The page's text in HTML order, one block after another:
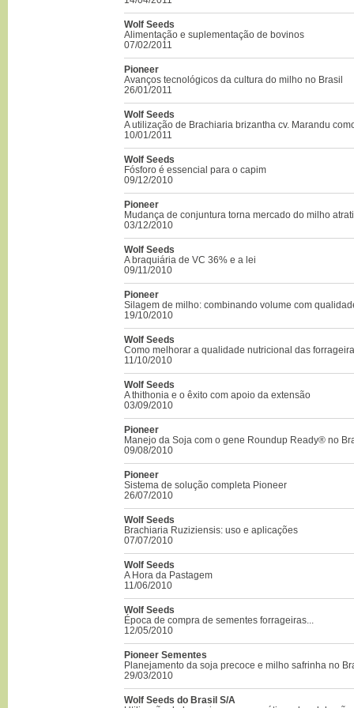
Wolf Seeds
Alimentação e suplementação de bovinos
07/02/2011
Pioneer
Avanços tecnológicos da cultura do milho no Brasil
26/01/2011
Wolf Seeds
A utilização de Brachiaria brizantha cv. Marandu
10/01/2011
Wolf Seeds
Fósforo é essencial para o capim
09/12/2010
Pioneer
Mudança de conjuntura torna mercado do milho
03/12/2010
Wolf Seeds
A braquiária de VC 36% e a lei
09/11/2010
Pioneer
Silagem de milho: combinando volume com
19/10/2010
Wolf Seeds
Como melhorar a qualidade nutricional das
11/10/2010
Wolf Seeds
A thithonia e o êxito com apoio da extensão
03/09/2010
Pioneer
Manejo da Soja com o gene Roundup Ready® no
09/08/2010
Pioneer
Sistema de solução completa Pioneer
26/07/2010
Wolf Seeds
Brachiaria Ruziziensis: uso e aplicações
07/07/2010
Wolf Seeds
A Hora da Pastagem
11/06/2010
Wolf Seeds
Época de compra de sementes forrageiras...
12/05/2010
Pioneer Sementes
Planejamento da soja precoce e milho safrinha no
29/03/2010
Wolf Seeds do Brasil S/A